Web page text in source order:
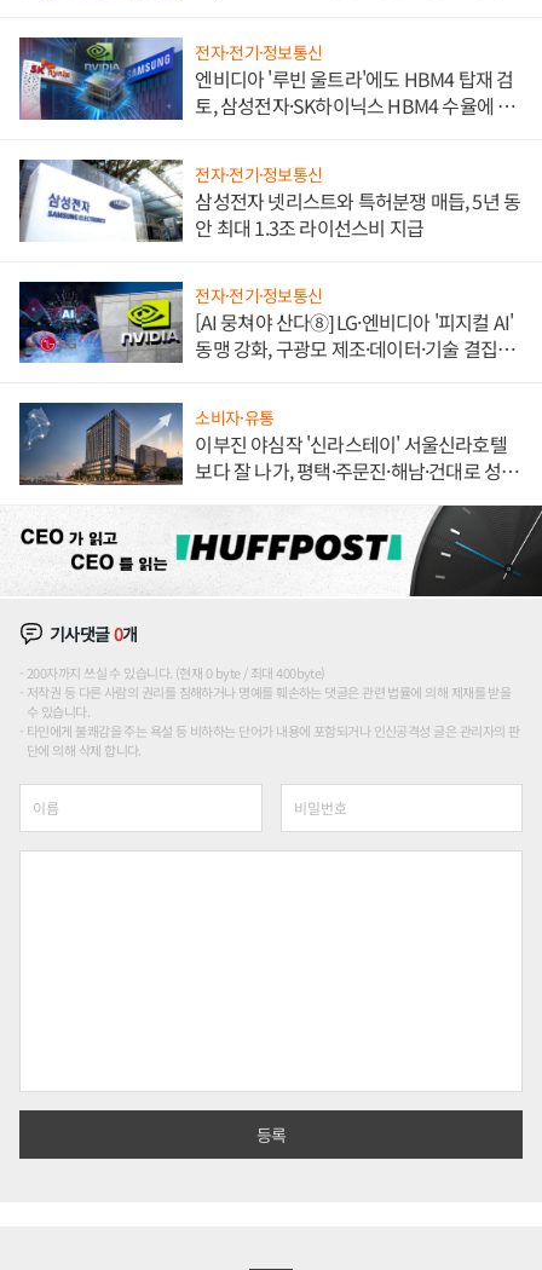
전자·전기·정보통신
엔비디아 '루빈 울트라'에도 HBM4 탑재 검
토, 삼성전자·SK하이닉스 HBM4 수율에 주
전자·전기·정보통신
삼성전자 넷리스트와 특허분쟁 매듭, 5년 동
안 최대 1.3조 라이선스비 지급
전자·전기·정보통신
[AI 뭉쳐야 산다⑧] LG·엔비디아 '피지컬 AI'
동맹 강화, 구광모 제조·데이터·기술 결집
소비자·유통
이부진 야심작 '신라스테이' 서울신라호텔
보다 잘 나가, 평택·주문진·해남·건대로 성
기사댓글0개
200자까지 쓰실 수 있습니다. (현재 0 byte / 최대 400byte)
저작권 등 다른 사람의 권리를 침해하거나 명예를 훼손하는 댓글은 관련 법률에 의해 제재를 받을
수 있습니다.
타인에게 불쾌감을 주는 욕설 등 비하하는 단어가 내용에 포함되거나 인신공격성 글은 관리자의 판
단에 의해 삭제 합니다.